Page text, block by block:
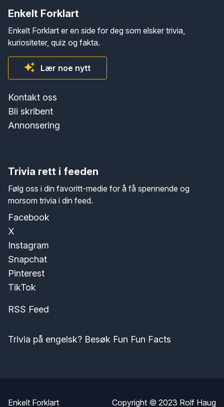
Enkelt Forklart
Enkelt Forklart er en side for deg som elsker trivia,
kuriositeter, quiz og fakta.
Lær noe nytt
Kontakt oss
Bli skribent
Annonsering
Trivia rett i feeden
Følg oss i din favoritt-medie for å få spennende og
morsom trivia i din feed.
Facebook
X
Instagram
Snapchat
Pinterest
TikTok
RSS Feed
Trivia på engelsk? Besøk Fun Fun Facts
Enkelt Forklart Copyright © 2023 Rolf Haug